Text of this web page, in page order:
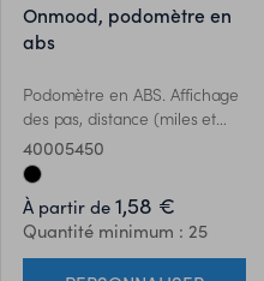
onmood, podomètre en
abs
Podomètre en ABS. Affichage
des pas, distance (miles et
km) et compteur de calories. 1
pile bouton incluse.
40005450
À partir de 1,58 €
Quantité minimum : 25